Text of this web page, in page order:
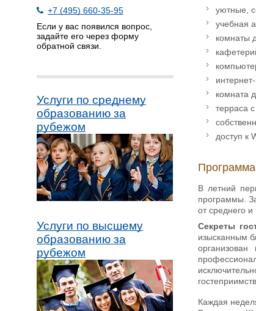
+7 (495) 660-35-95
Если у вас появился вопрос,
задайте его через форму
обратной связи.
Услуги по среднему
образованию за
рубежом
Услуги по высшему
образованию за
рубежом
уютные,
учебная
комнаты
комната
терраса
доступ к
В летний
программы.
от среднего
Секреты
изысканным
Каждая